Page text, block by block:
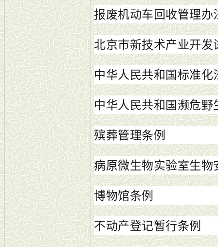
报废机动车回收管理办
北京市新技术产业开
中华人民共和国标准化
中华人民共和国濒危
殡葬管理条例
病原微生物实验室生
博物馆条例
不动产登记暂行条例